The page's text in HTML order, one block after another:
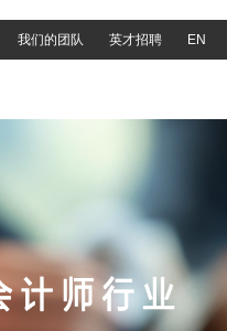
我们的团队 英才招聘 EN